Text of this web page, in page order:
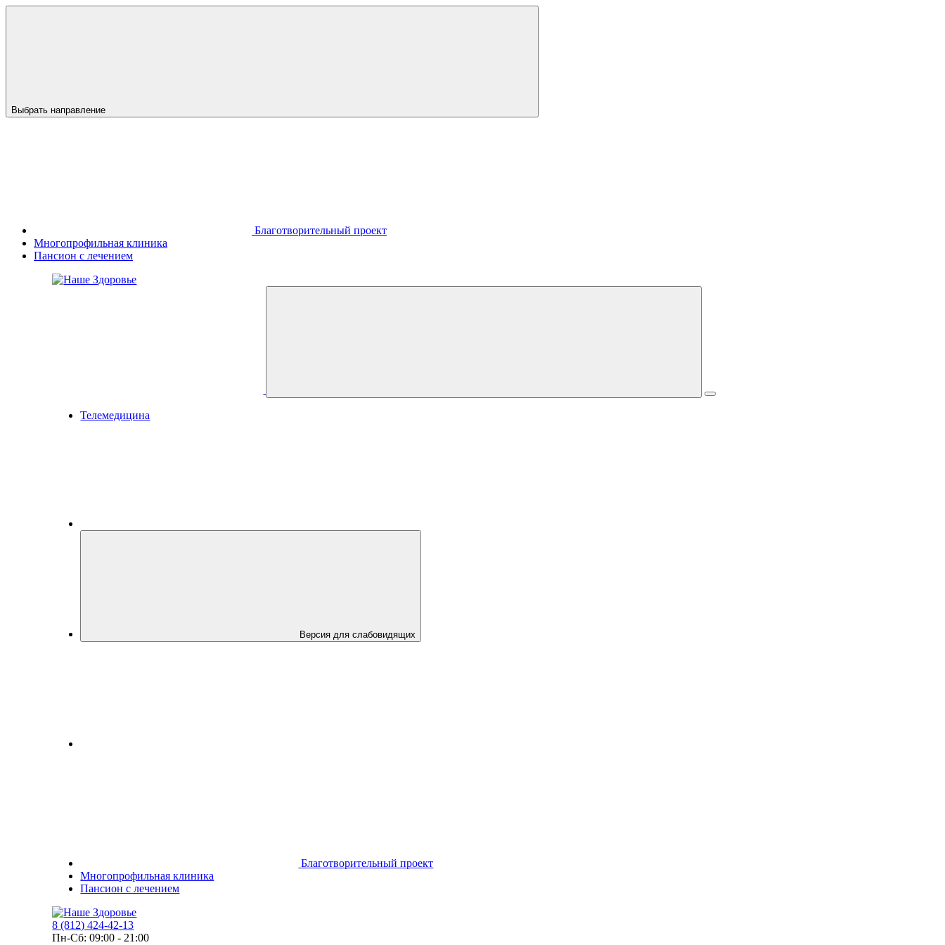
Выбрать направление
Благотворительный проект
Многопрофильная клиника
Пансион с лечением
Телемедицина
Версия для слабовидящих
Благотворительный проект
Многопрофильная клиника
Пансион с лечением
8 (812) 424-42-13
Пн-Сб: 09:00 - 21:00